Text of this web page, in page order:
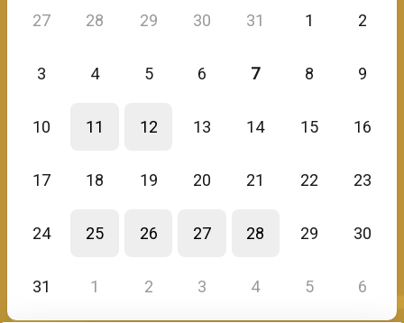
Martina Fuchs
27 28 29 30 31 1 2
3 4 5 6 7 8 9
10 11 12 13 14 15 16
17 18 19 20 21 22 23
24 25 26 27 28 29 30
31 1 2 3 4 5 6